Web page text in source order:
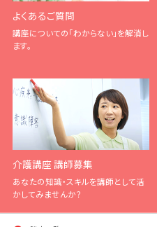
よくあるご質問
講座についての「わからない」を解消し
ます。
介護講座 講師募集
あなたの知識・スキルを講師として活
かしてみませんか？